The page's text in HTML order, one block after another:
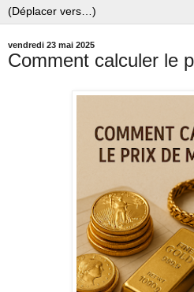
vendredi 23 mai 2025
Comment calculer le